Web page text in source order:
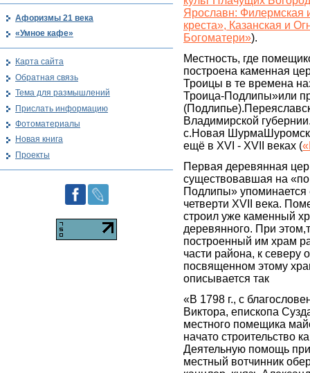
Ярославн: Филермская
креста», Казанская и
Богоматери»).
Местность, где
построена каменная
Троицы в те времена
Троица-Подлипы»или
Владимирской
с.Новая
ещё в XVI - XVII веках (
Первая деревянная
существовавшая на
Подлипы»
четверти XVII века.
строил уже каменный
деревянного. При
построенный им храм
части района, к северу
посвященном этому
описывается так
«В 1798 г., с
Виктора, епископа
местного помещика
начато строительство
Деятельную помощь при
местный вотчинник
Афоризмы 21 века
«Умное кафе»
Карта сайта
Обратная связь
Тема для размышлений
Прислать информацию
Фотоматериалы
Новая книга
Проекты